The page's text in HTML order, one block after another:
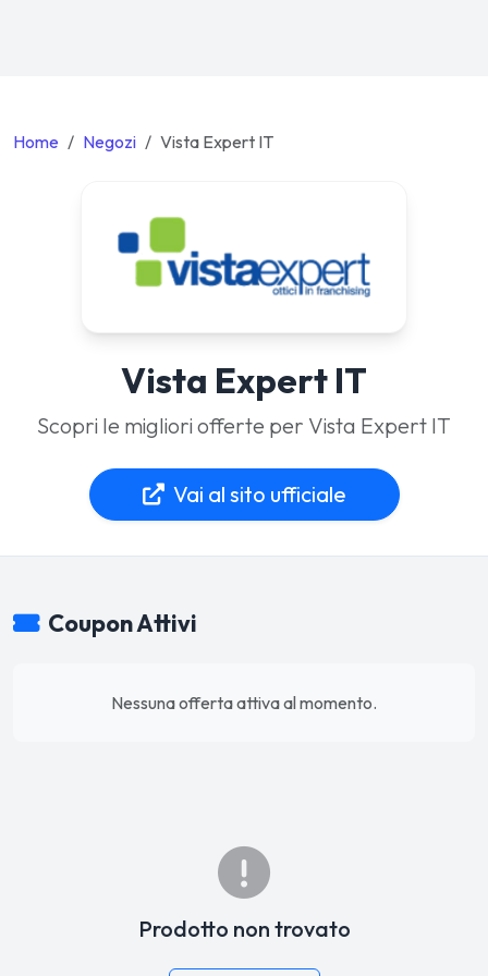
Home Negozi Vista Expert IT
Vista Expert IT
Scopri le migliori offerte per Vista Expert IT
Vai al sito ufficiale
Coupon Attivi
Nessuna offerta attiva al momento.
Prodotto non trovato